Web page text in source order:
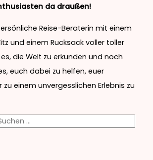
da draußen!
Reise-Beraterin mit einem
und einem Rucksack voller toller
die Welt zu erkunden und noch
euch dabei zu helfen, euer
zu einem unvergesslichen Erlebnis zu